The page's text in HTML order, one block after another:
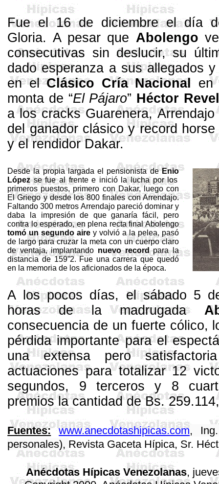
Fue el 16 de diciembre el día
Gloria. A pesar que Abolengo
consecutivas sin deslucir, su
dado esperanza a sus allegados
en elClásico Cría Nacional
monta de “El Pájaro” Héctor
a loscracks Guarenera,
del ganador clásico y record horse
y el rendidor Dakar.
Desde la propia largada el pensionista deEnio
Lópezse fue al frente e inició la lucha por los
primeros puestos, primero con Dakar, luego con
El Griego y desde los 800 finales con Arrendajo.
Faltando300 metros Arrendajo pareció dominar y
daba la impresión de que ganaría fácil, pero
contra lo esperado, en plena recta final Abolengo
tomó un segundo aire y volvió a la pelea, pasó
de largo para cruzar la meta con un cuerpo claro
de ventaja, implantando nuevo recordpara la
distancia de 159”2. Fue una carrera que quedó
en la memoria de los aficionados de la época.
A los pocos días, el sábado 5
horas de la madrugada
consecuencia de un fuerte cólico,
pérdida importante para el
una extensa pero
actuaciones para totalizar 12
segundos, 9 terceros y 8
premios la cantidad de Bs.
Fuentes: www.anecdotashipicas.com,
personales), Revista Gaceta Hípica, Sr.
Anécdotas Hípicas Venezolanas,